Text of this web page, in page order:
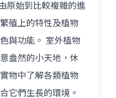
原始到比較複雜的進
殖上的特性及植物
與功能。 室外植物
盎然的小天地，休
物中了解各類植物
它們生長的環境。